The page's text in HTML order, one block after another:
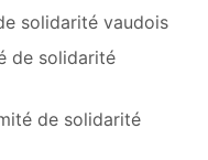
solidarité vaudois
de solidarité
de solidarité